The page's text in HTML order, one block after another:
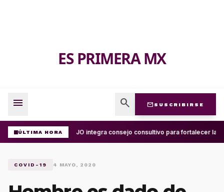
ES PRIMERA MX
menu search mail SUSCRIBIRSE
ÚLTIMA HORAUABJO integra consejo consultivo para fortalecer la
COVID-19 4 MAYO, 2020